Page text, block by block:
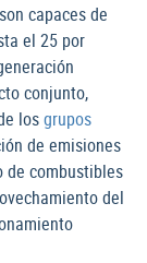
capaces de
el 25 por
conjunto,
losgrupos
de emisiones
de combustibles
del